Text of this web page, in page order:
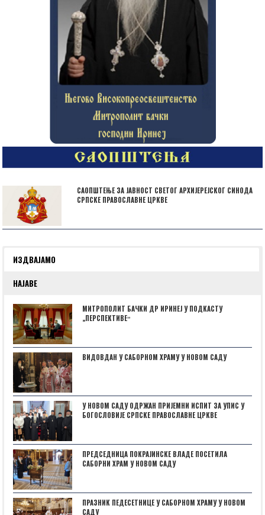
САОПШТЕЊЕ ЗА ЈАВНОСТ СВЕТОГ АРХИЈЕРЕЈСКОГ СИНОДА
СРПСКЕ ПРАВОСЛАВНЕ ЦРКВЕ
ИЗДВАЈАМО
НАЈАВЕ
МИТРОПОЛИТ БАЧКИ ДР ИРИНЕЈ У ПОДКАСТУ
„ПЕРСПЕКТИВЕˮ
ВИДОВДАН У САБОРНОМ ХРАМУ У НОВОМ САДУ
У НОВОМ САДУ ОДРЖАН ПРИЈЕМНИ ИСПИТ ЗА УПИС У
БОГОСЛОВИЈЕ СРПСКЕ ПРАВОСЛАВНЕ ЦРКВЕ
ПРЕДСЕДНИЦА ПОКРАЈИНСКЕ ВЛАДЕ ПОСЕТИЛА
САБОРНИ ХРАМ У НОВОМ САДУ
ПРАЗНИК ПЕДЕСЕТНИЦЕ У САБОРНОМ ХРАМУ У НОВОМ
САДУ